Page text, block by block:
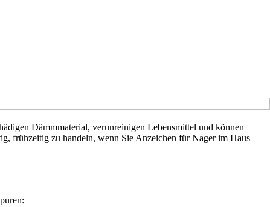
Dämmmaterial, verunreinigen Lebensmittel und können
frühzeitig zu handeln, wenn Sie Anzeichen für Nager im Haus